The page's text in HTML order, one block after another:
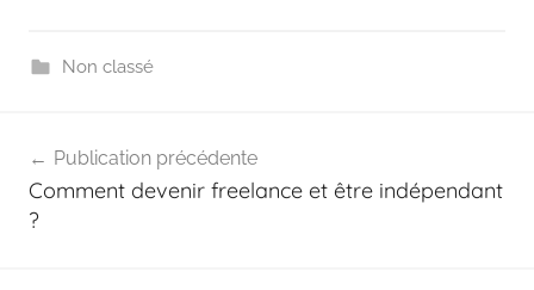
Non classé
de
l’article
Publication précédente
Comment devenir freelance et être indépendant
?